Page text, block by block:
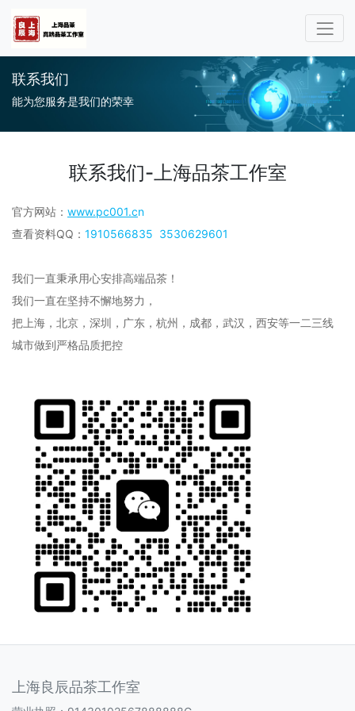
联系我们
能为您服务是我们的荣幸
联系我们-上海品茶工作室
官方网站： www.pc001.cn
查看资料QQ： 1910566835 3530629601
我们一直秉承用心安排高端品茶！
我们一直在坚持不懈地努力，
把上海，北京，深圳，广东，杭州，成都，武汉，西安等一二三线
城市做到严格品质把控
上海良辰品茶工作室